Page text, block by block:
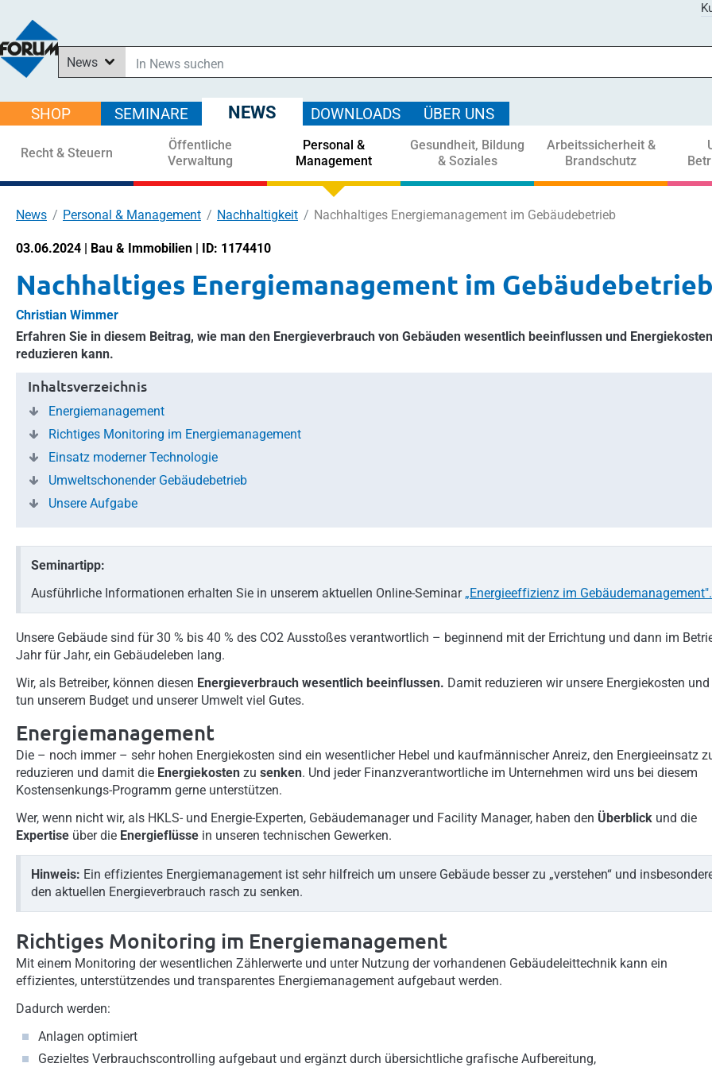
News
In Downloads suchen
Im Shop suchen
In Seminaren suchen
SHOP SEMINARE NEWS DOWNLOADS ÜBER UNS
Recht & Steuern
Öffentliche
Verwaltung
Personal &
Management
Gesundheit, Bildung
& Soziales
Arbeitssicherheit &
Brandschutz
News Personal & Management Nachhaltigkeit Nachhaltiges Energiemanagement im Gebäudebetrieb
03.06.2024 | Bau & Immobilien | ID: 1174410
Nachhaltiges Energiemanagement im
Christian Wimmer
Erfahren Sie in diesem Beitrag, wie man den Energieverbrauch von Gebäuden wesentlich beeinflussen und Energiekosten
reduzieren kann.
Inhaltsverzeichnis
Energiemanagement
Richtiges Monitoring im Energiemanagement
Einsatz moderner Technologie
Umweltschonender Gebäudebetrieb
Unsere Aufgabe
Seminartipp:
Ausführliche Informationen erhalten Sie in unserem aktuellen Online-Seminar „Energieeffizienz im Gebäudemanagement".
Unsere Gebäude sind für 30 % bis 40 % des CO2 Ausstoßes verantwortlich – beginnend mit der Errichtung und dann im
Jahr für Jahr, ein Gebäudeleben lang.
Wir, als Betreiber, können diesen Energieverbrauch wesentlich beeinflussen. Damit reduzieren wir unsere Energiekosten und
tun unserem Budget und unserer Umwelt viel Gutes.
Energiemanagement
Die – noch immer – sehr hohen Energiekosten sind ein wesentlicher Hebel und kaufmännischer Anreiz, den Energieeinsatz
reduzieren und damit die Energiekosten zu senken. Und jeder Finanzverantwortliche im Unternehmen wird uns bei diesem
Kostensenkungs-Programm gerne unterstützen.
Wer, wenn nicht wir, als HKLS- und Energie-Experten, Gebäudemanager und Facility Manager, haben den Überblick und die
Expertise über die Energieflüsse in unseren technischen Gewerken.
Hinweis: Ein effizientes Energiemanagement ist sehr hilfreich um unsere Gebäude besser zu „verstehen“ und
den aktuellen Energieverbrauch rasch zu senken.
Richtiges Monitoring im Energiemanagement
Mit einem Monitoring der wesentlichen Zählerwerte und unter Nutzung der vorhandenen Gebäudeleittechnik kann ein
effizientes, unterstützendes und transparentes Energiemanagement aufgebaut werden.
Dadurch werden:
Anlagen optimiert
Gezieltes Verbrauchscontrolling aufgebaut und ergänzt durch übersichtliche grafische Aufbereitung,